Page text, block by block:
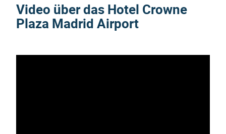
Video über das Hotel Crowne
Plaza Madrid Airport